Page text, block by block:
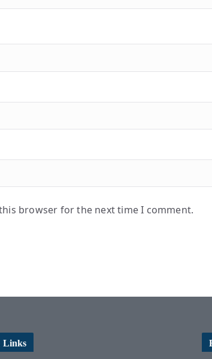
browser for the next time I comment.
Links